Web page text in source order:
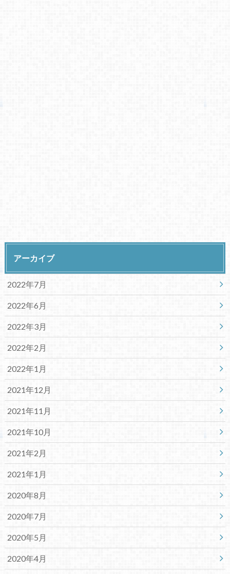
アーカイブ
2022年7月
2022年6月
2022年3月
2022年2月
2022年1月
2021年12月
2021年11月
2021年10月
2021年2月
2021年1月
2020年8月
2020年7月
2020年5月
2020年4月